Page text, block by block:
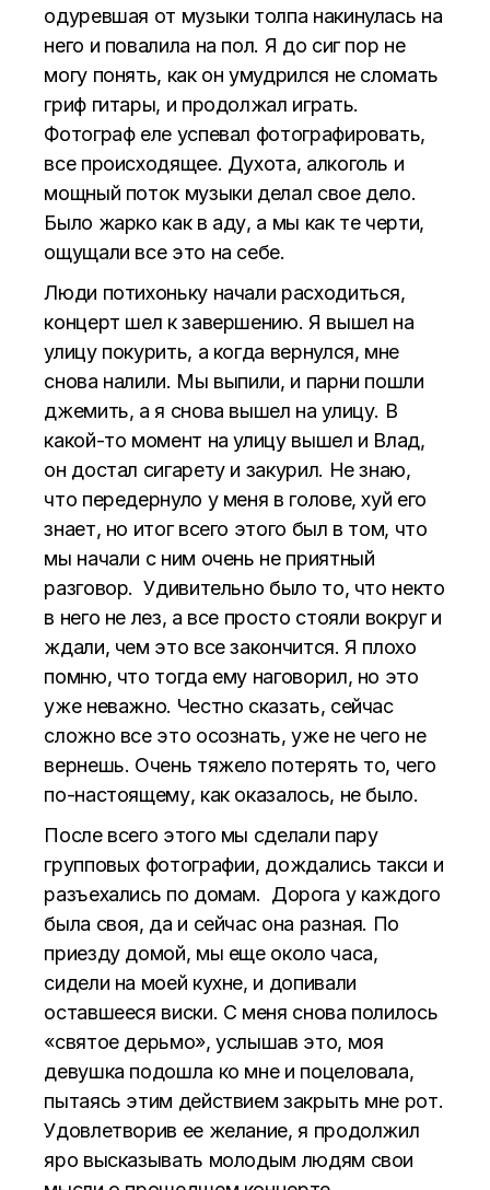
одуревшая от музыки толпа накинулась на
него и повалила на пол. Я до сиг пор не
могу понять, как он умудрился не сломать
гриф гитары, и продолжал играть.
Фотограф еле успевал фотографировать,
все происходящее. Духота, алкоголь и
мощный поток музыки делал свое дело.
Было жарко как в аду, а мы как те черти,
ощущали все это на себе.
Люди потихоньку начали расходиться,
концерт шел к завершению. Я вышел на
улицу покурить, а когда вернулся, мне
снова налили. Мы выпили, и парни пошли
джемить, а я снова вышел на улицу. В
какой-то момент на улицу вышел и Влад,
он достал сигарету и закурил. Не знаю,
что передернуло у меня в голове, хуй его
знает, но итог всего этого был в том, что
мы начали с ним очень не приятный
разговор. Удивительно было то, что некто
в него не лез, а все просто стояли вокруг и
ждали, чем это все закончится. Я плохо
помню, что тогда ему наговорил, но это
уже неважно. Честно сказать, сейчас
сложно все это осознать, уже не чего не
вернешь. Очень тяжело потерять то, чего
по-настоящему, как оказалось, не было.
После всего этого мы сделали пару
групповых фотографии, дождались такси и
разъехались по домам. Дорога у каждого
была своя, да и сейчас она разная. По
приезду домой, мы еще около часа,
сидели на моей кухне, и допивали
оставшееся виски. С меня снова полилось
«святое дерьмо», услышав это, моя
девушка подошла ко мне и поцеловала,
пытаясь этим действием закрыть мне рот.
Удовлетворив ее желание, я продолжил
яро высказывать молодым людям свои